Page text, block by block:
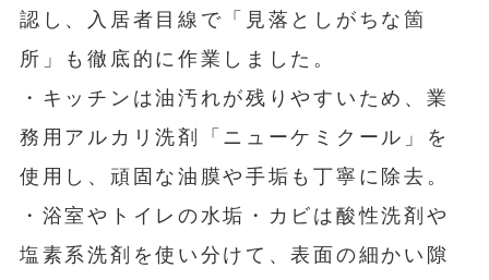
認し、入居者目線で「見落としがちな箇
所」も徹底的に作業しました。
・キッチンは油汚れが残りやすいため、業
務用アルカリ洗剤「ニューケミクール」を
使用し、頑固な油膜や手垢も丁寧に除去。
・浴室やトイレの水垢・カビは酸性洗剤や
塩素系洗剤を使い分けて、表面の細かい隙